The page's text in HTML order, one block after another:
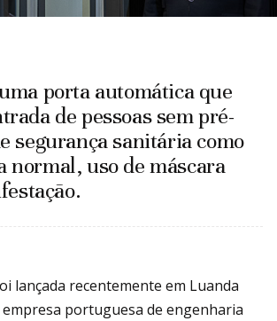
porta automática que
de pessoas sem pré-
segurança sanitária como
normal, uso de máscara
lançada recentemente em Luanda
portuguesa de engenharia